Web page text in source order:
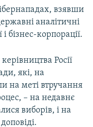
взявши
аналітичні
бізнес-корпорації.
Росії
які, на
на меті втручання
– на недавнє
виборів, і на